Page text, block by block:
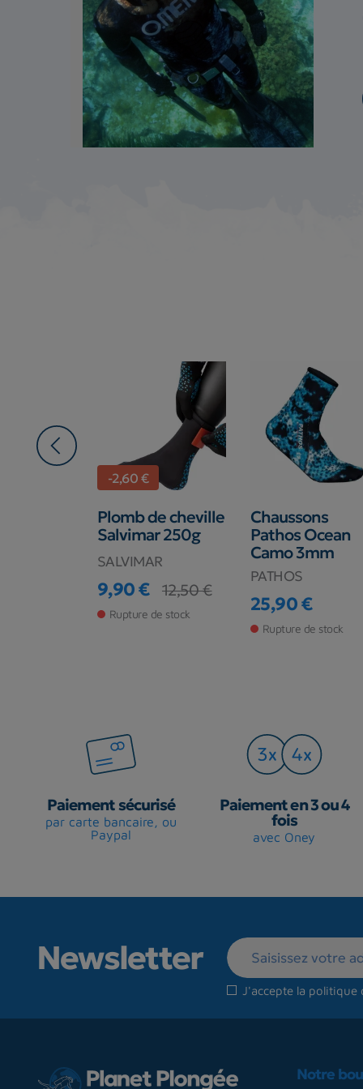
-2,60 €
Plomb de cheville
Salvimar 250g
SALVIMAR
Prix
9,90 €
Prix de base
12,50 €
Rupture de stock
Chaussons
Pathos Ocean
Camo 3mm
PATHOS
Prix
25,90 €
Rupture de stock
Paiement sécurisé
par carte bancaire, ou
Paypal
Paiement en 3 ou 4
fois
avec Oney
Newsletter
J'accepte la politique
Notre